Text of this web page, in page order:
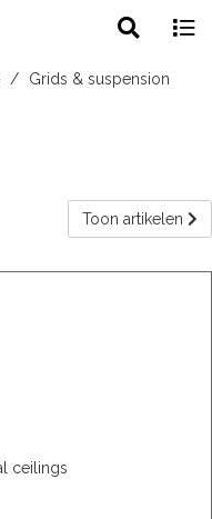
search
Grids & suspension
Toon artikelen
ceilings